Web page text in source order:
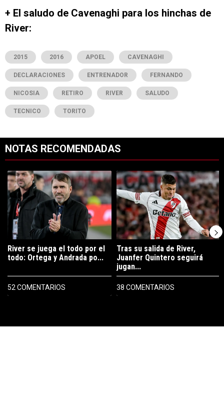
+ El saludo de Cavenaghi para los hinchas de
River:
2015 2016 APOEL CAVENAGHI
DECLARACIONES ENTRENADOR FERNANDO
NICOSIA RETIRO RIVER SALUDO
TECNICO TORITO
NOTAS RECOMENDADAS
Un artículo de tendencia con el título "River se juega el todo por el
River se juega el todo por el
todo: Ortega y Andrada po...
52 COMENTARIOS
Un artículo de tendencia con el
Tras su salida de River,
Juanfer Quintero seguirá
jugan...
38 COMENTARIOS